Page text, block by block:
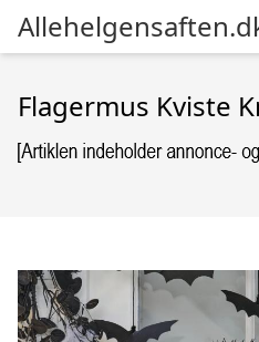
Flagermus Kviste